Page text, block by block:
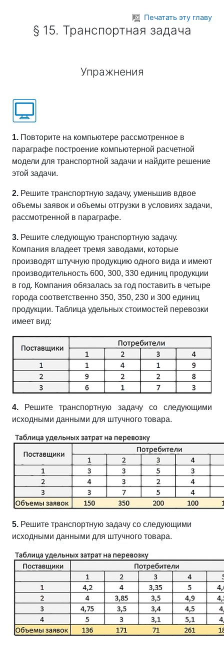
Печатать эту главу
§ 15. Транспортная задача
Упражнения
1. Повторите на компьютере рассмотренное в
параграфе построение компьютерной расчетной
модели для транспортной задачи и найдите решение
этой задачи.
2. Решите транспортную задачу, уменьшив вдвое
объемы заявок и объемы отгрузки в условиях задачи,
рассмотренной в параграфе.
3. Решите следующую транспортную задачу.
Компания владеет тремя заводами, которые
производят штучную продукцию одного вида и имеют
производительность 600, 300, 330 единиц продукции
в год. Компания обязалась за год поставить в четыре
города соответственно 350, 350, 230 и 300 единиц
продукции. Таблица удельных стоимостей перевозки
имеет вид:
4. Решите транспортную задачу со следующими
исходными данными для штучного товара.
5. Решите транспортную задачу со следующими
исходными данными для штучного товара.